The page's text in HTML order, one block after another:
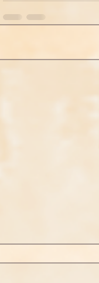
釋疑】2025.4.19